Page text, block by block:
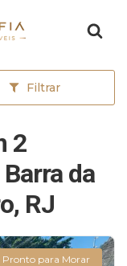
Filtrar
2
da
RJ
Pronto para Morar